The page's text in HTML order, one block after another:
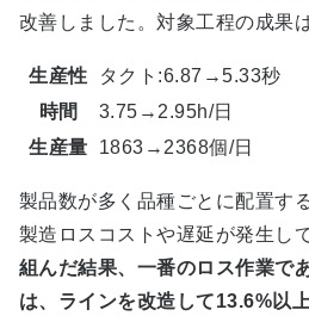
改善しました。対象工程の成果
生産性
タクト:6.87→5.33秒
時間
3.75→2.95h/日
生産量
1863→2368個/日
製品数が多く品種ごとに配置す
製造ロスコストや遅延が発生し
組んだ結果、一番のロス作業で
は、ラインを改造して13.6%以